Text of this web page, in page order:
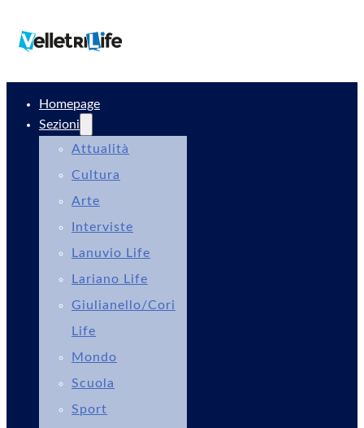
Homepage
Sezioni
Attualità
Cultura
Arte
Interviste
Lanuvio Life
Lariano Life
Giulianello/Cori
Life
Mondo
Scuola
Sport